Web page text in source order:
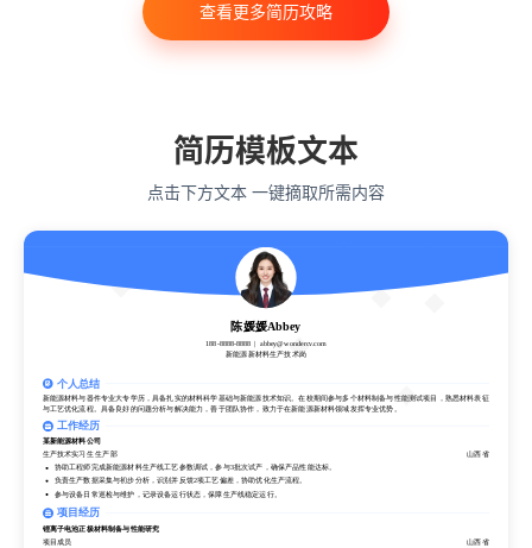
艺术与设计 电子信息工程
查看更多简历攻略
简历模板文本
点击下方文本 一键摘取所需内容
陈媛媛Abbey
188-8888-8888
abbey@wondercv.com
新能源新材料生产技术岗
个人总结
新能源材料与器件专业大专学历，具备扎实的材料科学基础与新能源技术知识。在校期间参与多个材料制备与性能测试项目，熟悉材料表征
与工艺优化流程。具备良好的问题分析与解决能力，善于团队协作，致力于在新能源新材料领域发挥专业优势。
工作经历
某新能源材料公司
生产技术实习生 生产部
山西省
协助工程师完成新能源材料生产线工艺参数调试，参与3批次试产，确保产品性能达标。
负责生产数据采集与初步分析，识别并反馈2项工艺偏差，协助优化生产流程。
参与设备日常巡检与维护，记录设备运行状态，保障生产线稳定运行。
项目经历
锂离子电池正极材料制备与性能研究
项目成员
山西省
新能源新材料生产技术岗
个人总结
新能源材料与器件专业大专学历，具备扎实的材料科学基础与新能源技术知识。在校期间参与多个材料制备与性能测试项目，熟悉材料表征
与工艺优化流程。具备良好的问题分析与解决能力，善于团队协作，致力于在新能源新材料领域发挥专业优势。
工作经历
某新能源材料公司
生产技术实习生 生产部
协助工程师完成新能源材料生产线工艺参数调试，参与3批次试产，确保产品性能达标。
负责生产数据采集与初步分析，识别并反馈2项工艺偏差，协助优化生产流程。